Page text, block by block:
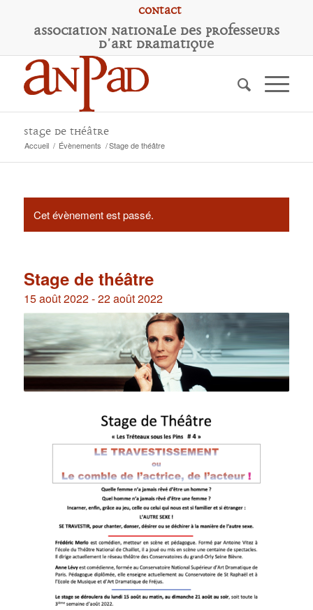
Contact
Association Nationale des Professeurs
d'Art Dramatique
Stage de théâtre
Accueil / Évènements /Stage de théâtre
Cet évènement est passé.
Stage de théâtre
15 août 2022-22 août 2022